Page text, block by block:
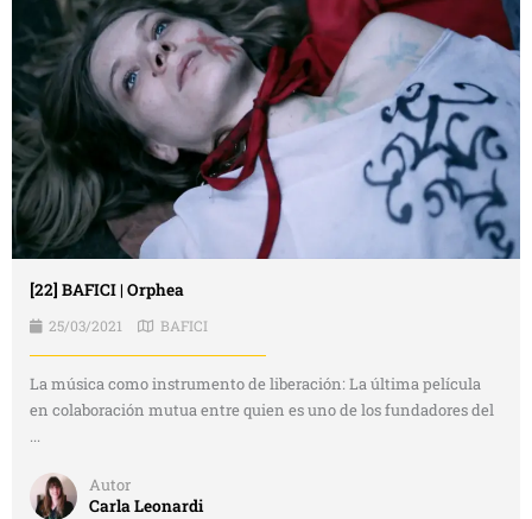
[22] BAFICI | Orphea
25/03/2021 BAFICI
La música como instrumento de liberación: La última película
en colaboración mutua entre quien es uno de los fundadores del
...
Autor
Carla Leonardi